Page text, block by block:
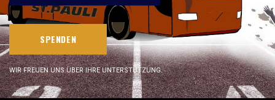
SPENDEN
WIR FREUEN UNS ÜBER IHRE UNTERSTÜTZUNG.